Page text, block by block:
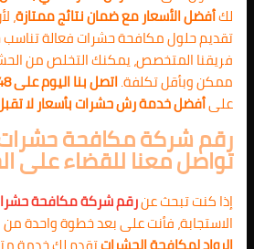
لكأفضل الأسعار مع ضمان نتائج ممتازة،
تقديم حلول مكافحة حشرات فعالة تناسب
فريقنا المتخصص، يمكنك التخلص من
ممكن وبأقل تكلفة.اتصل بنا اليوم على 01025257948
علىأفضل خدمة رش حشرات بأسعار لا
رقم شركة مكافحة
تواصل معنا للقضاء على
إذا كنت تبحث عنرقم شركة مكافحة
الاستجابة، فأنت على بعد خطوة واحدة